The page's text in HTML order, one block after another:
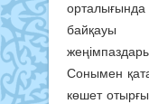
байқауы
Сонымен
көшет